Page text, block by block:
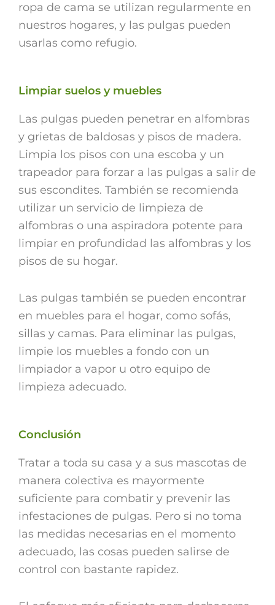
ropa de cama se utilizan regularmente en
nuestros hogares, y las pulgas pueden
usarlas como refugio.
Limpiar suelos y muebles
Las pulgas pueden penetrar en alfombras
y grietas de baldosas y pisos de madera.
Limpia los pisos con una escoba y un
trapeador para forzar a las pulgas a salir de
sus escondites. También se recomienda
utilizar un servicio de limpieza de
alfombras o una aspiradora potente para
limpiar en profundidad las alfombras y los
pisos de su hogar.
Las pulgas también se pueden encontrar
en muebles para el hogar, como sofás,
sillas y camas. Para eliminar las pulgas,
limpie los muebles a fondo con un
limpiador a vapor u otro equipo de
limpieza adecuado.
Conclusión
Tratar a toda su casa y a sus mascotas de
manera colectiva es mayormente
suficiente para combatir y prevenir las
infestaciones de pulgas. Pero si no toma
las medidas necesarias en el momento
adecuado, las cosas pueden salirse de
control con bastante rapidez.